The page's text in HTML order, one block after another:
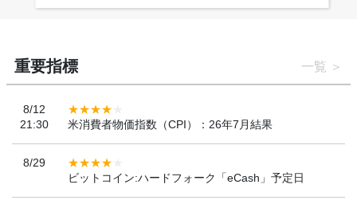
重要指標 一覧
8/12
21:30
米消費者物価指数（CPI）：26年7月結果
8/29
ビットコイン:ハードフォーク「eCash」予定日